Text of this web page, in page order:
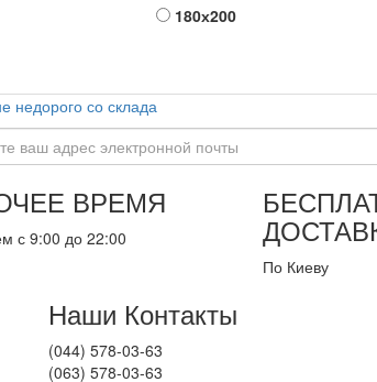
180х200
недорого со склада
ВРЕМЯ
с 9:00 до 22:00
По Киеву
Наши Контакты
(044) 578-03-63
(063) 578-03-63